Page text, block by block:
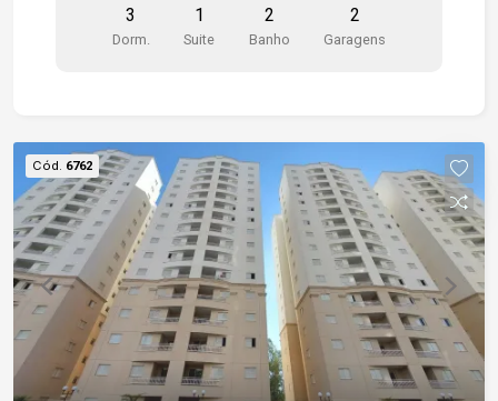
de garagem cobertas. Condomínio completo para
toda a família. Piscina, churrasqueira coletiva,
3
Dorm.
1
Suite
2
Banho
2
Garagens
Cód. 6762